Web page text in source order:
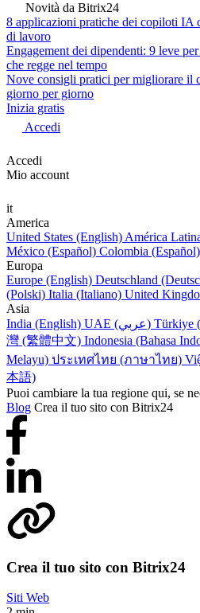
Novità da Bitrix24
8 applicazioni pratiche dei copiloti IA
di lavoro
Engagement dei dipendenti: 9 leve
che regge nel tempo
Nove consigli pratici per migliorare il
giorno per giorno
Inizia gratis
Accedi
Accedi
Mio account
it
America
United States (English) América
México (Español) Colombia (Español)
Europa
Europe (English) Deutschland
(Polski) Italia (Italiano) United
Asia
India (English)
UAE (عربي) Türkiye
灣 (繁體中文) Indonesia (Bahasa
Melayu) ประเทศไทย (ภาษาไทย)
本語)
Puoi cambiare la tua regione qui, se
Blog Crea il tuo sito con Bitrix24
Crea il tuo sito con Bitrix24
Siti Web